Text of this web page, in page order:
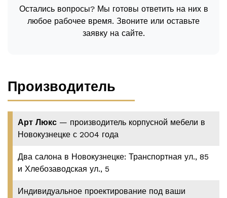
Остались вопросы? Мы готовы ответить на них в
любое рабочее время. Звоните или оставьте
заявку на сайте.
Производитель
Арт Люкс — производитель корпусной мебели в
Новокузнецке с 2004 года
Два салона в Новокузнецке: Транспортная ул., 85
и Хлебозаводская ул., 5
Индивидуальное проектирование под ваши